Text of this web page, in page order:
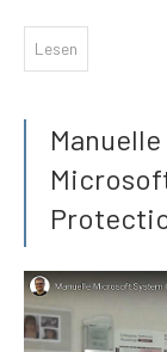
Lesen